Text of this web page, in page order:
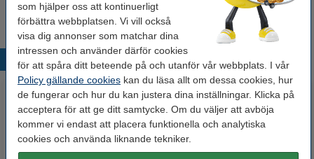
som hjälper oss att kontinuerligt
förbättra webbplatsen. Vi vill också
visa dig annonser som matchar dina
intressen och använder därför cookies
för att spåra ditt beteende på och utanför vår webbplats. I vår
Policy gällande cookies kan du läsa allt om dessa cookies, hur
de fungerar och hur du kan justera dina inställningar. Klicka på
acceptera för att ge ditt samtycke. Om du väljer att avböja
kommer vi endast att placera funktionella och analytiska
cookies och använda liknande tekniker.
Populära produkter